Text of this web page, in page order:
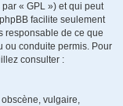
« GPL ») et qui peut
facilite seulement
responsable de ce que
ou conduite permis. Pour
consulter :
vulgaire,